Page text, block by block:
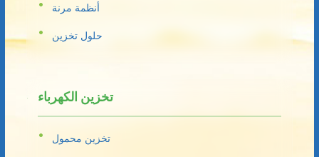
أنظمة مرنة
حلول تخزين
تخزين الكهرباء
تخزين محمول